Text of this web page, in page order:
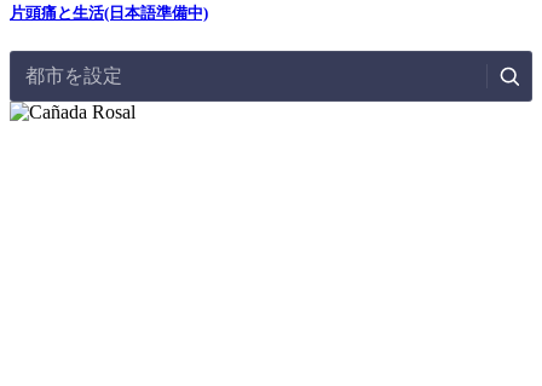
片頭痛と生活(日本語準備中)
都市を設定